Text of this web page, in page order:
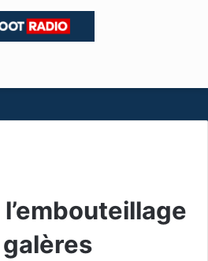
l’embouteillage
galères